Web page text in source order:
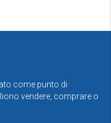
come punto di
vendere, comprare o